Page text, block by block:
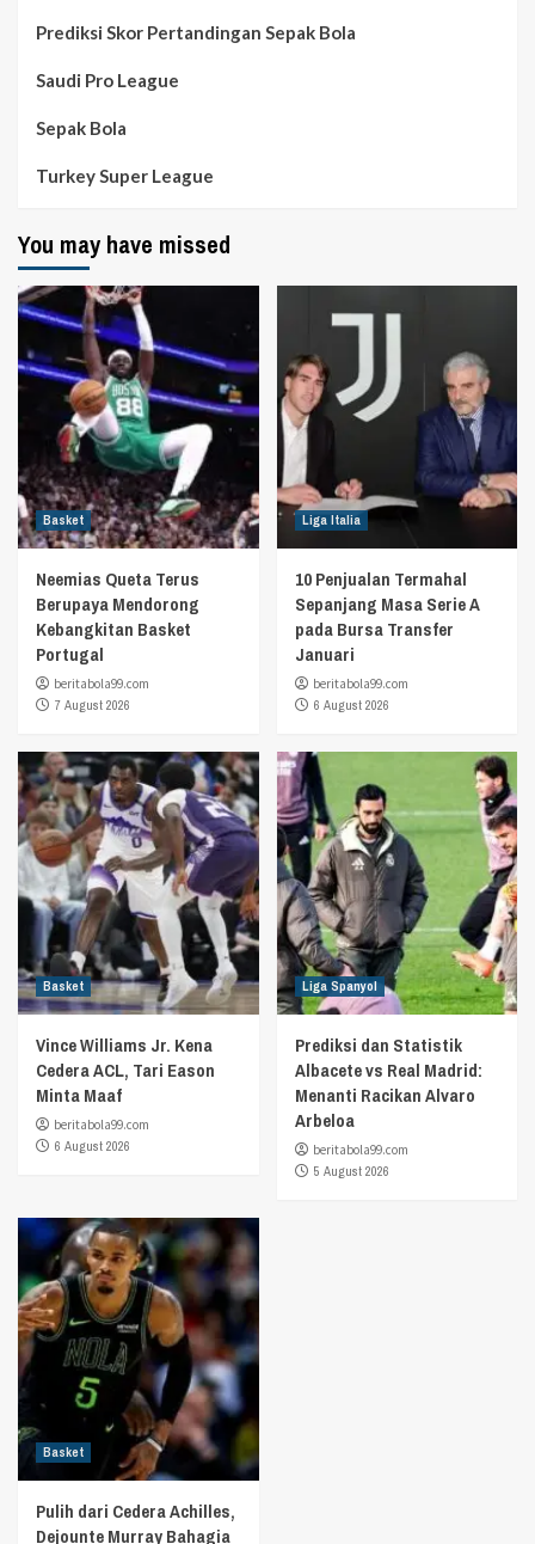
Prediksi Skor Pertandingan Sepak Bola
Saudi Pro League
Sepak Bola
Turkey Super League
You may have missed
Basket
Neemias Queta Terus
Berupaya Mendorong
Kebangkitan Basket
Portugal
beritabola99.com
7 August 2026
Liga Italia
10 Penjualan Termahal
Sepanjang Masa Serie A
pada Bursa Transfer
Januari
beritabola99.com
6 August 2026
Basket
Vince Williams Jr. Kena
Cedera ACL, Tari Eason
Minta Maaf
beritabola99.com
6 August 2026
Liga Spanyol
Prediksi dan Statistik
Albacete vs Real Madrid:
Menanti Racikan Alvaro
Arbeloa
beritabola99.com
5 August 2026
Basket
Pulih dari Cedera Achilles,
Dejounte Murray Bahagia